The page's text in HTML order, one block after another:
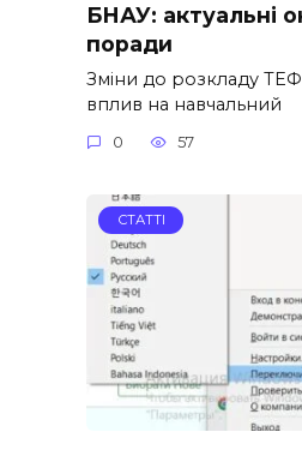
БНАУ: актуальні
поради
Зміни до розкладу
вплив на навчальний
0 57
СТАТТІ